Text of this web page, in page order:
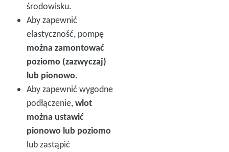
środowisku.
Aby zapewnić
elastyczność, pompę
można zamontować
poziomo (zazwyczaj)
lub pionowo.
Aby zapewnić wygodne
podłączenie,wlot
można ustawić
pionowo lub poziomo
lub zastąpić